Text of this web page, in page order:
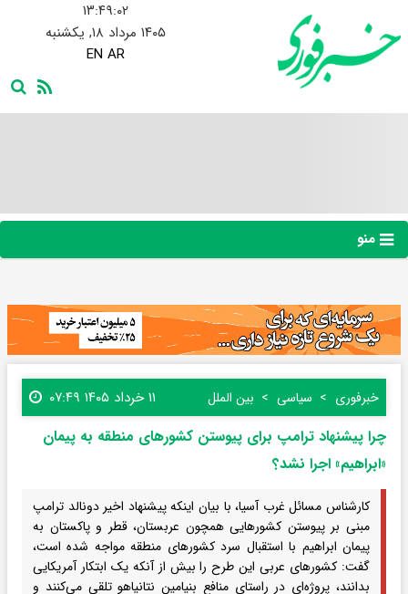
۱۳:۴۹:۰۳
۱۴۰۵ مرداد ۱۸, یکشنبه
EN AR
منو
خبرفوری سیاسی بین الملل ۱۱ خرداد ۱۴۰۵ ۰۷:۴۹
چرا پیشنهاد ترامپ برای پیوستن کشورهای منطقه به پیمان
«ابراهیم» اجرا نشد؟
کارشناس مسائل غرب آسیا، با بیان اینکه پیشنهاد اخیر دونالد ترامپ
مبنی بر پیوستن کشورهایی همچون عربستان، قطر و پاکستان به
پیمان ابراهیم با استقبال سرد کشورهای منطقه مواجه شده است،
گفت: کشورهای عربی این طرح را بیش از آنکه یک ابتکار آمریکایی
بدانند، پروژه‌ای در راستای منافع بنیامین نتانیاهو تلقی می‌کنند و